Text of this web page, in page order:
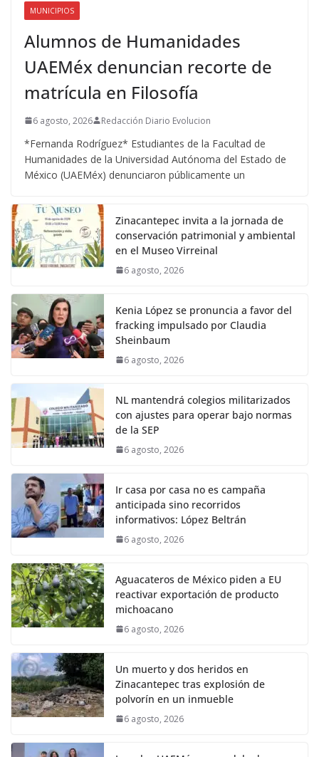
MUNICIPIOS
Alumnos de Humanidades
UAEMéx denuncian recorte de
matrícula en Filosofía
6 agosto, 2026 Redacción Diario Evolucion
*Fernanda Rodríguez* Estudiantes de la Facultad de
Humanidades de la Universidad Autónoma del Estado de
México (UAEMéx) denunciaron públicamente un
Zinacantepec invita a la jornada de
conservación patrimonial y ambiental
en el Museo Virreinal
6 agosto, 2026
Kenia López se pronuncia a favor del
fracking impulsado por Claudia
Sheinbaum
6 agosto, 2026
NL mantendrá colegios militarizados
con ajustes para operar bajo normas
de la SEP
6 agosto, 2026
Ir casa por casa no es campaña
anticipada sino recorridos
informativos: López Beltrán
6 agosto, 2026
Aguacateros de México piden a EU
reactivar exportación de producto
michoacano
6 agosto, 2026
Un muerto y dos heridos en
Zinacantepec tras explosión de
polvorín en un inmueble
6 agosto, 2026